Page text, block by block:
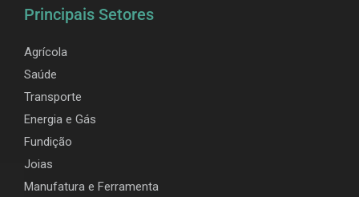
Principais Setores
Agrícola
Saúde
Transporte
Energia e Gás
Fundição
Joias
Manufatura e Ferramenta